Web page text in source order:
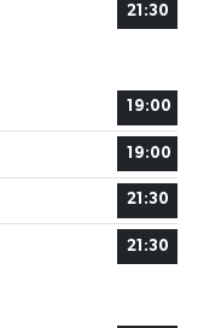
21:30
19:00
19:00
21:30
21:30